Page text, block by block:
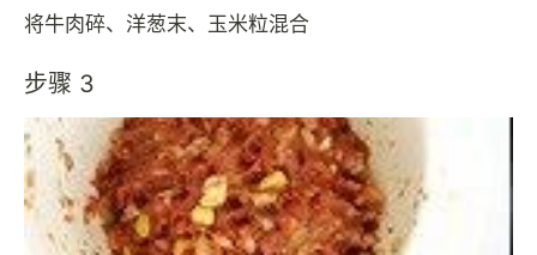
将牛肉碎、洋葱末、玉米粒混合
步骤 3